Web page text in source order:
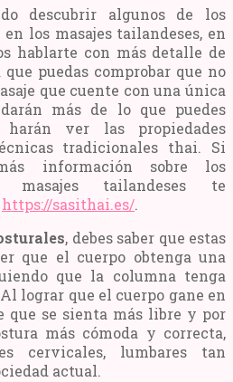
descubrir algunos de los
los masajes tailandeses, en
hablarte con más detalle de
puedas comprobar que no
que cuente con una única
más de lo que puedes
ver las propiedades
tradicionales thai. Si
información sobre los
tailandeses te
https://sasithai.es/.
, debes saber que estas
que el cuerpo obtenga una
que la columna tenga
lograr que el cuerpo gane en
que se sienta más libre y por
más cómoda y correcta,
cervicales, lumbares tan
actual.